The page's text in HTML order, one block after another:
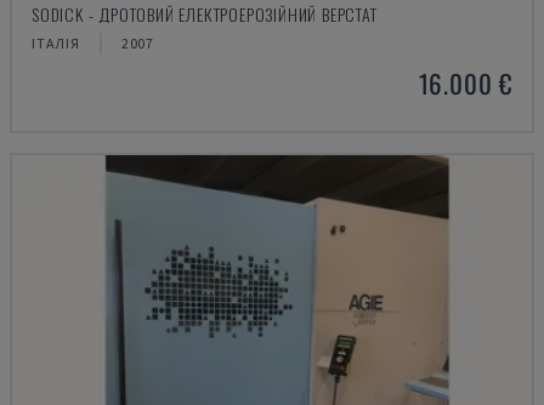
SODICK - ДРОТОВИЙ ЕЛЕКТРОЕРОЗІЙНИЙ ВЕРСТАТ
ІТАЛІЯ 2007
16.000 €